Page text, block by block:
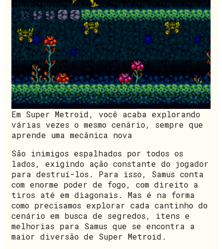
Em Super Metroid, você acaba explorando
várias vezes o mesmo cenário, sempre que
aprende uma mecânica nova
São inimigos espalhados por todos os
lados, exigindo ação constante do jogador
para destruí-los. Para isso, Samus conta
com enorme poder de fogo, com direito a
tiros até em diagonais. Mas é na forma
como precisamos explorar cada cantinho do
cenário em busca de segredos, itens e
melhorias para Samus que se encontra a
maior diversão de Super Metroid.